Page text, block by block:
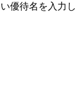
優待名を入力し